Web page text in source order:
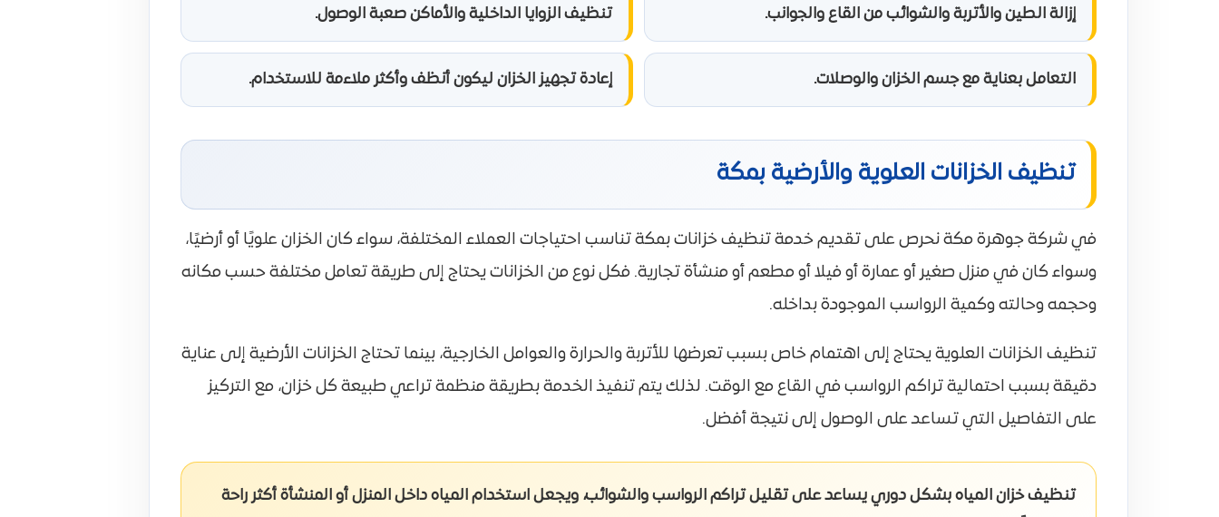
إزالة الطين والأتربة والشوائب من القاع والجوانب. تنظيف الزوايا الداخلية والأماكن صعبة الوصول.
التعامل بعناية مع جسم الخزان والوصلات. إعادة تجهيز الخزان ليكون أنظف وأكثر ملاءمة للاستخدام.
تنظيف الخزانات العلوية والأرضية بمكة
في شركة جوهرة مكة نحرص على تقديم خدمة تنظيف خزانات بمكة تناسب احتياجات العملاء المختلفة، سواء كان الخزان علويًا أو أرضيًا،
وسواء كان في منزل صغير أو عمارة أو فيلا أو مطعم أو منشأة تجارية. فكل نوع من الخزانات يحتاج إلى طريقة تعامل مختلفة حسب مكانه
وحجمه وحالته وكمية الرواسب الموجودة بداخله.
تنظيف الخزانات العلوية يحتاج إلى اهتمام خاص بسبب تعرضها للأتربة والحرارة والعوامل الخارجية، بينما تحتاج الخزانات الأرضية إلى عناية
دقيقة بسبب احتمالية تراكم الرواسب في القاع مع الوقت. لذلك يتم تنفيذ الخدمة بطريقة منظمة تراعي طبيعة كل خزان، مع التركيز
على التفاصيل التي تساعد على الوصول إلى نتيجة أفضل.
تنظيف خزان المياه بشكل دوري يساعد على تقليل تراكم الرواسب والشوائب، ويجعل استخدام المياه داخل المنزل أو المنشأة أكثر راحة